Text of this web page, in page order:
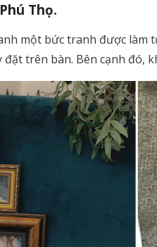
Thọ.
một bức tranh được
trên bàn. Bên cạnh